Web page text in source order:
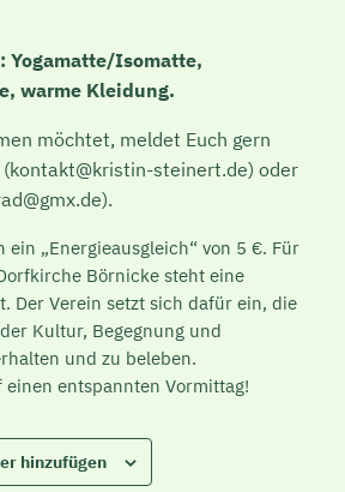
Yogamatte/Isomatte,
warme Kleidung.
möchtet, meldet Euch gern
steinert.de) oder
ein „Energieausgleich“ von 5 €. Für
Börnicke steht eine
Der Verein setzt sich dafür ein, die
Kultur, Begegnung und
und zu beleben.
entspannten Vormittag!
hinzufügen